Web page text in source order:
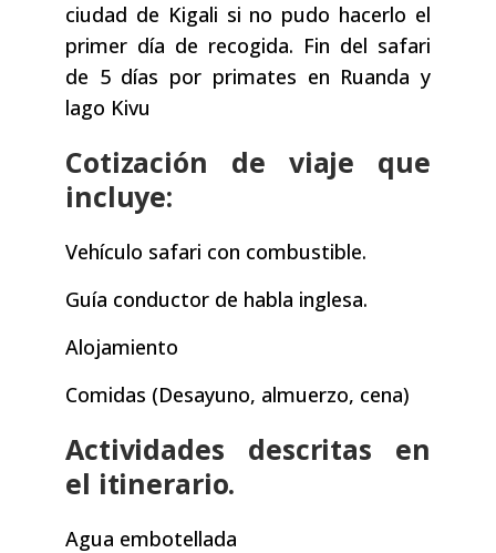
ciudad de Kigali si no pudo hacerlo el
primer día de recogida. Fin del safari
de 5 días por primates en Ruanda y
lago Kivu
Cotización de viaje que
incluye:
Vehículo safari con combustible.
Guía conductor de habla inglesa.
Alojamiento
Comidas (Desayuno, almuerzo, cena)
Actividades descritas en
el itinerario.
Agua embotellada